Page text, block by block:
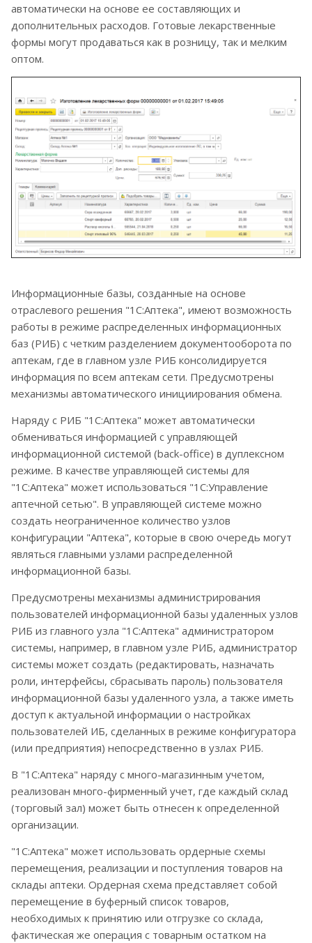
автоматически на основе ее составляющих и
дополнительных расходов. Готовые лекарственные
формы могут продаваться как в розницу, так и мелким
оптом.
Информационные базы, созданные на основе
отраслевого решения "1С:Аптека", имеют возможность
работы в режиме распределенных информационных
баз (РИБ) с четким разделением документооборота по
аптекам, где в главном узле РИБ консолидируется
информация по всем аптекам сети. Предусмотрены
механизмы автоматического инициирования обмена.
Наряду с РИБ "1С:Аптека" может автоматически
обмениваться информацией с управляющей
информационной системой (back-office) в дуплексном
режиме. В качестве управляющей системы для
"1С:Аптека" может использоваться "1С:Управление
аптечной сетью". В управляющей системе можно
создать неограниченное количество узлов
конфигурации "Аптека", которые в свою очередь могут
являться главными узлами распределенной
информационной базы.
Предусмотрены механизмы администрирования
пользователей информационной базы удаленных узлов
РИБ из главного узла "1С:Аптека" администратором
системы, например, в главном узле РИБ, администратор
системы может создать (редактировать, назначать
роли, интерфейсы, сбрасывать пароль) пользователя
информационной базы удаленного узла, а также иметь
доступ к актуальной информации о настройках
пользователей ИБ, сделанных в режиме конфигуратора
(или предприятия) непосредственно в узлах РИБ.
В "1С:Аптека" наряду с много-магазинным учетом,
реализован много-фирменный учет, где каждый склад
(торговый зал) может быть отнесен к определенной
организации.
"1С:Аптека" может использовать ордерные схемы
перемещения, реализации и поступления товаров на
склады аптеки. Ордерная схема представляет собой
перемещение в буферный список товаров,
необходимых к принятию или отгрузке со склада,
фактическая же операция с товарным остатком на